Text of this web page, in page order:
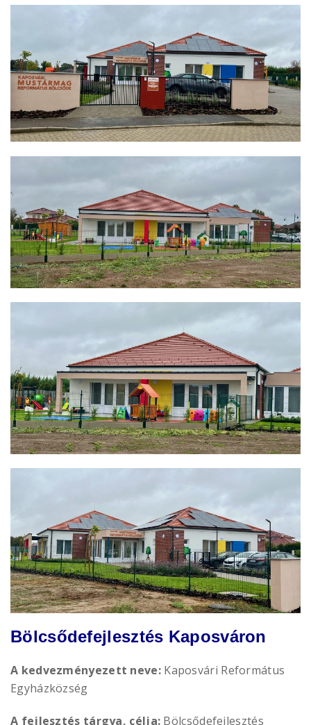
Bölcsődefejlesztés Kaposváron
A kedvezményezett neve:Kaposvári Református
Egyházközség
A fejlesztés tárgya, célja: Bölcsődefejlesztés